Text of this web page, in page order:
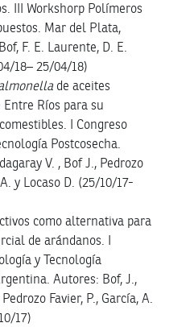
III Workshorp Polímeros
Mar del Plata,
F. E. Laurente, D. E.
18– 25/04/18)
de aceites
Ríos para su
I Congreso
Postcosecha.
V. , Bof J., Pedrozo
y Locaso D. (25/10/17-
como alternativa para
de arándanos. I
y Tecnología
Autores: Bof, J.,
Favier, P., García, A.
17)